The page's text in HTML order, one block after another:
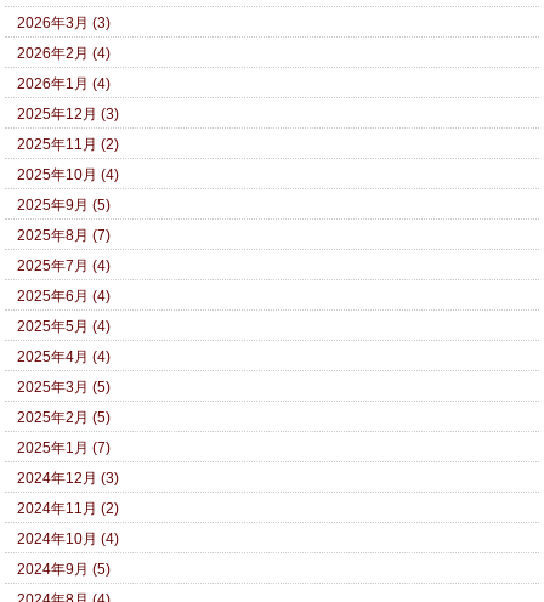
2026年3月 (3)
2026年2月 (4)
2026年1月 (4)
2025年12月 (3)
2025年11月 (2)
2025年10月 (4)
2025年9月 (5)
2025年8月 (7)
2025年7月 (4)
2025年6月 (4)
2025年5月 (4)
2025年4月 (4)
2025年3月 (5)
2025年2月 (5)
2025年1月 (7)
2024年12月 (3)
2024年11月 (2)
2024年10月 (4)
2024年9月 (5)